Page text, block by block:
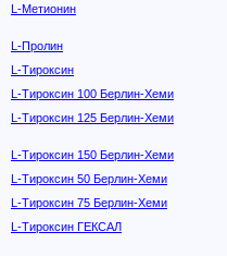
L-Метионин
L-Пролин
L-Тироксин
L-Тироксин 100 Берлин-Хеми
L-Тироксин 125 Берлин-Хеми
L-Тироксин 150 Берлин-Хеми
L-Тироксин 50 Берлин-Хеми
L-Тироксин 75 Берлин-Хеми
L-Тироксин ГЕКСАЛ